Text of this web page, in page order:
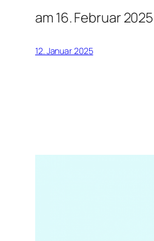
am 16. Februar
12. Januar 2025